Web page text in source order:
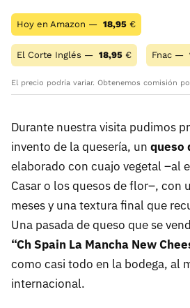
Hoy en Amazon — 18,95 €
El Corte Inglés — 18,95 € Fnac —
El precio podría variar. Obtenemos comisión
Durante nuestra visita pudimos
invento de la quesería, un queso
elaborado con cuajo vegetal –al
Casar o los quesos de flor–, con
meses y una textura final que
Una pasada de queso que se
“Ch Spain La Mancha New
como casi todo en la bodega, al
internacional.